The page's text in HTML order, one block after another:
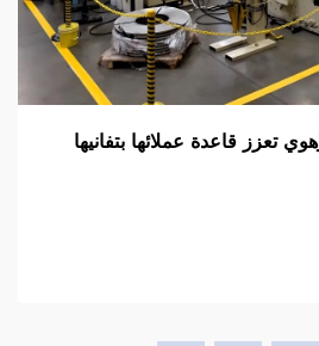
شيانمن تونغتشينغjianهوي تعزز قاعدة عملائها بتفانيها